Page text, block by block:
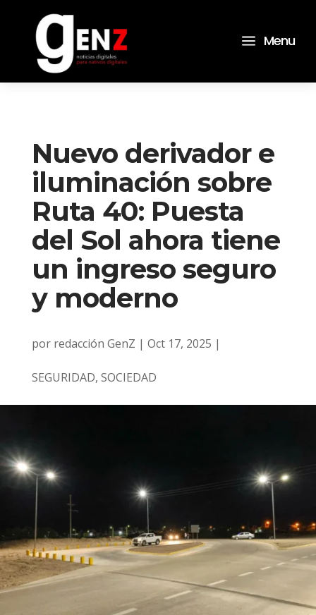
a Menu
Nuevo derivador e
iluminación sobre
Ruta 40: Puesta
del Sol ahora tiene
un ingreso seguro
y moderno
por redacción GenZ | Oct 17, 2025 |
SEGURIDAD, SOCIEDAD